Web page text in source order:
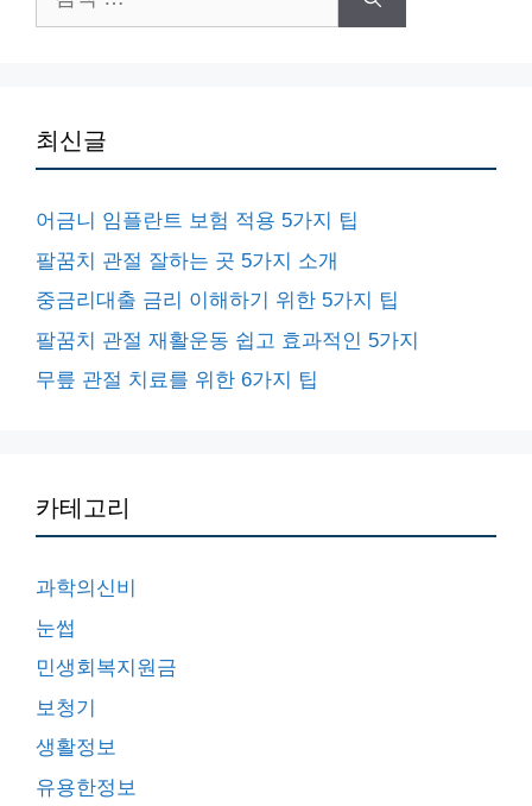
색:
최신글
어금니 임플란트 보험 적용 5가지 팁
팔꿈치 관절 잘하는 곳 5가지 소개
중금리대출 금리 이해하기 위한 5가지 팁
팔꿈치 관절 재활운동 쉽고 효과적인 5가지
무릎 관절 치료를 위한 6가지 팁
카테고리
과학의신비
눈썹
민생회복지원금
보청기
생활정보
유용한정보